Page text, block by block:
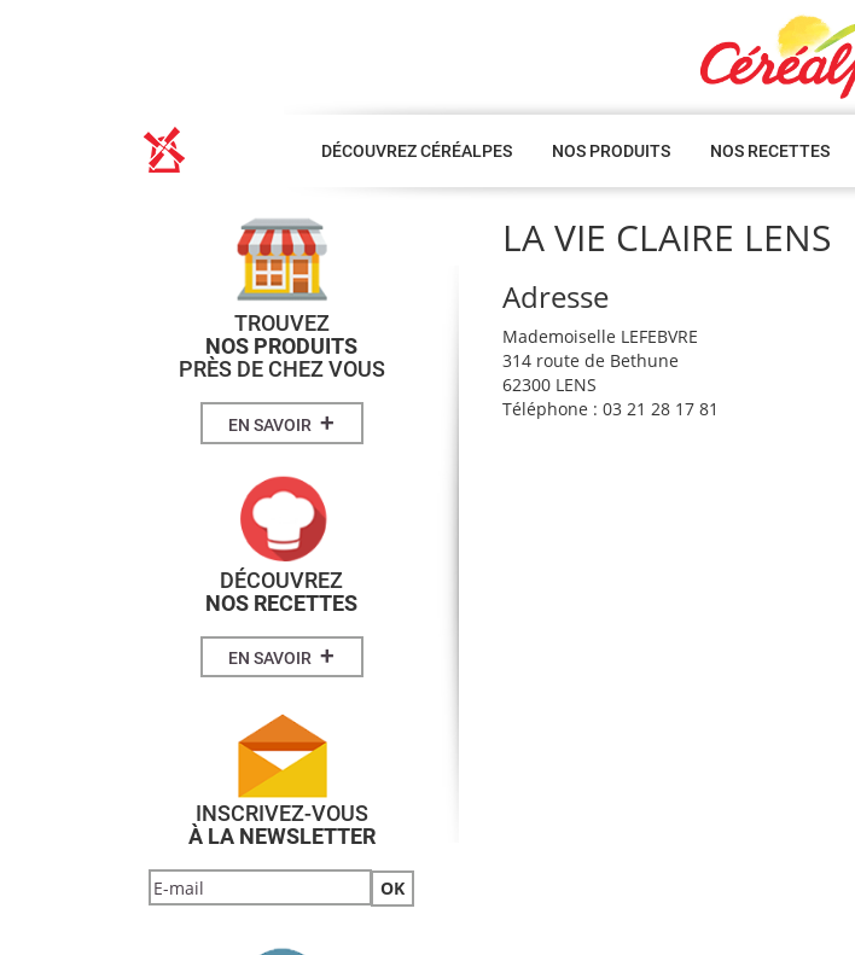
DÉCOUVREZ CÉRÉALPES NOS PRODUITS NOS RECETTES
LA VIE CLAIRE LENS
Adresse
Mademoiselle LEFEBVRE
314 route de Bethune
62300 LENS
Téléphone : 03 21 28 17 81
TROUVEZ
NOS PRODUITS
PRÈS DE CHEZ VOUS
EN SAVOIR +
DÉCOUVREZ
NOS RECETTES
EN SAVOIR +
INSCRIVEZ-VOUS
À LA NEWSLETTER